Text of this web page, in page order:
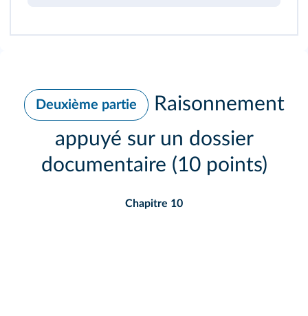
Deuxième partie
Raisonnement
appuyé sur un dossier
documentaire (10 points)
Chapitre 10